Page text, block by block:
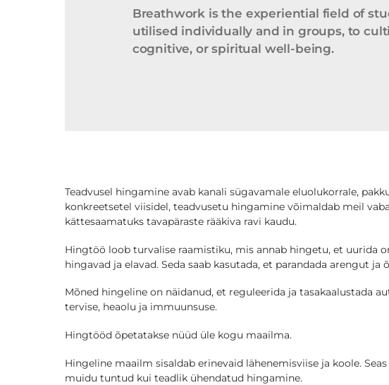
Breathwork is the experiential field of
utilised individually and in groups, to
cognitive, or spiritual well-being.
Teadvusel hingamine avab kanali sügavamale eluolukorrale,
konkreetsetel viisidel, teadvusetu hingamine võimaldab meil
kättesaamatuks tavapäraste rääkiva ravi kaudu.
Hingtöö loob turvalise raamistiku, mis annab hingetu, et uurida
hingavad ja elavad. Seda saab kasutada, et parandada arengut
Mõned hingeline on näidanud, et reguleerida ja tasakaalustada
tervise, heaolu ja immuunsuse.
Hingtööd õpetatakse nüüd üle kogu maailma.
Hingeline maailm sisaldab erinevaid lähenemisviise ja koole.
muidu tuntud kui teadlik ühendatud hingamine.